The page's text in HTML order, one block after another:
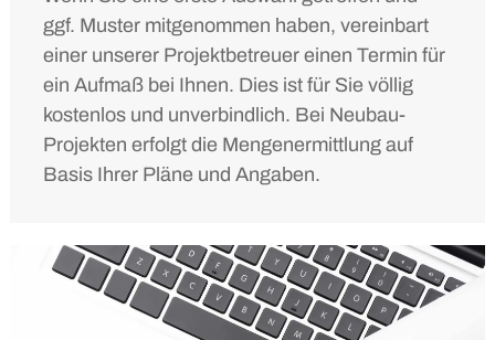
ggf. Muster mitgenommen haben, vereinbart
einer unserer Projektbetreuer einen Termin für
ein Aufmaß bei Ihnen. Dies ist für Sie völlig
kostenlos und unverbindlich. Bei Neubau-
Projekten erfolgt die Mengenermittlung auf
Basis Ihrer Pläne und Angaben.